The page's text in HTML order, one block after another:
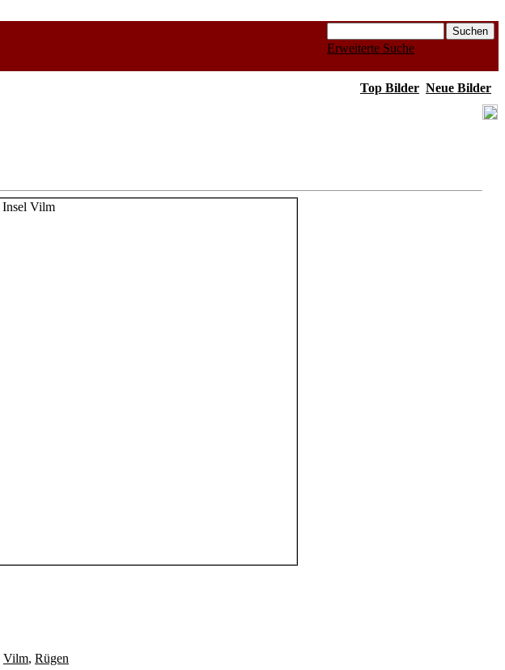
Erweiterte Suche
Top Bilder Neue Bilder
Vilm, Rügen